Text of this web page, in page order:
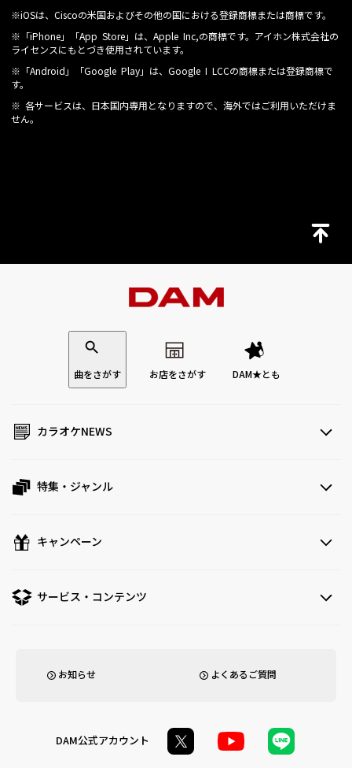
※iOSは、Ciscoの米国およびその他の国における登録商標または商標です。
※「iPhone」「App Store」は、Apple Inc,の商標です。アイホン株式会社の
ライセンスにもとづき使用されています。
※「Android」「Google Play」は、Google I LCCの商標または登録商標で
す。
※ 各サービスは、日本国内専用となりますので、海外ではご利用いただけま
せん。
曲をさがす お店をさがす DAM★とも
カラオケNEWS
特集・ジャンル
キャンペーン
サービス・コンテンツ
お知らせ よくあるご質問
DAM公式アカウント